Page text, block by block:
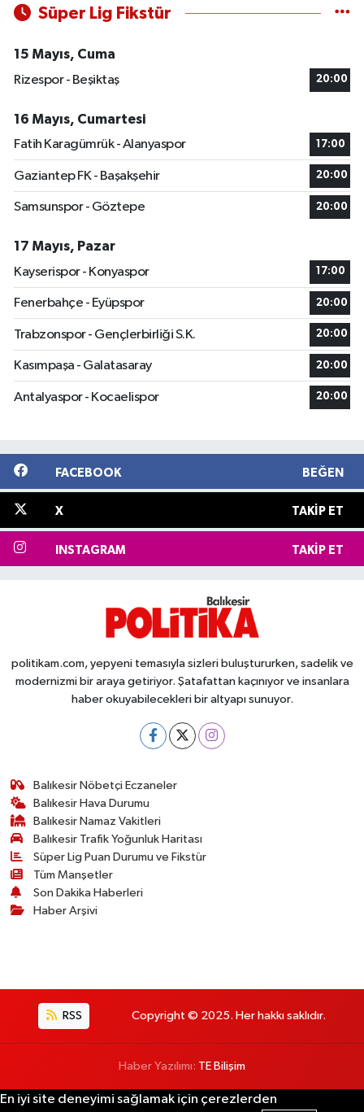
Süper Lig Fikstür
15 Mayıs, Cuma
Rizespor - Beşiktaş
20:00
16 Mayıs, Cumartesi
Fatih Karagümrük - Alanyaspor
17:00
Gaziantep FK - Başakşehir 20:00
Samsunspor - Göztepe 20:00
17 Mayıs, Pazar
Kayserispor - Konyaspor
17:00
Fenerbahçe - Eyüpspor 20:00
Trabzonspor - Gençlerbirliği S.K. 20:00
Kasımpaşa - Galatasaray 20:00
Antalyaspor - Kocaelispor 20:00
FACEBOOK BEĞEN
X TAKIP ET
INSTAGRAM TAKIP ET
politikam.com, yepyeni temasıyla sizleri buluştururken, sadelik ve
modernizmi bir araya getiriyor. Şatafattan kaçınıyor ve insanlara
haber okuyabilecekleri bir altyapı sunuyor.
Balıkesir Nöbetçi Eczaneler
Balıkesir Hava Durumu
Balıkesir Namaz Vakitleri
Balıkesir Trafik Yoğunluk Haritası
Süper Lig Puan Durumu ve Fikstür
Tüm Manşetler
Son Dakika Haberleri
Haber Arşivi
RSS Copyright © 2025. Her hakkı saklıdır.
Haber Yazılımı: TE Bilişim
En iyi site deneyimi sağlamak için çerezlerden